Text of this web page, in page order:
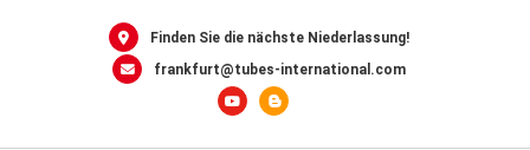
Finden Sie die nächste Niederlassung!
frankfurt@tubes-international.com